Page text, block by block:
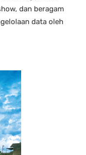
dan beragam
data oleh